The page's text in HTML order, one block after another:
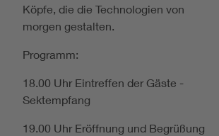
Köpfe, die die Technologien von
morgen gestalten.
Programm:
18.00 Uhr Eintreffen der Gäste -
Sektempfang
19.00 Uhr Eröffnung und Begrüßung